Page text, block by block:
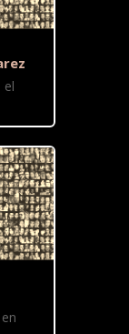
el